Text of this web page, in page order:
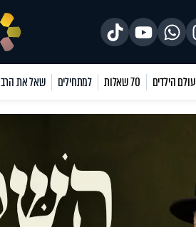
עולם הילדים 70 שאלות למתחילים שאל את הרב